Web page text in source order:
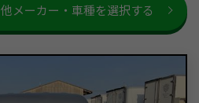
他メーカー・車種を選択する